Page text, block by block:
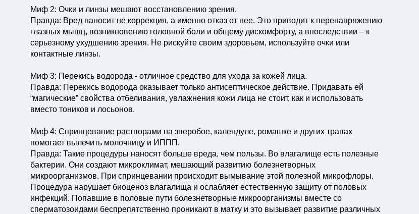
Миф 2: Очки и линзы мешают восстановлению зрения.
Правда: Вред наносит не коррекция, а именно отказ от нее. Это приводит к перенапряжению
глазных мышц, возникновению головной боли и общему дискомфорту, а впоследствии – к
серьезному ухудшению зрения. Не рискуйте своим здоровьем, используйте очки или
контактные линзы.
Миф 3: Перекись водорода - отличное средство для ухода за кожей лица.
Правда: Перекись водорода оказывает только антисептическое действие. Придавать ей
“магические” свойства отбеливания, увлажнения кожи лица не стоит, как и использовать
вместо тоников и лосьонов.
Миф 4: Спринцевание растворами на зверобое, календуле, ромашке и других травах
помогает вылечить молочницу и ИППП.
Правда: Такие процедуры наносят больше вреда, чем пользы. Во влагалище есть полезные
бактерии. Они создают микроклимат, мешающий развитию болезнетворных
микроорганизмов. При спринцевании происходит вымывание этой полезной микрофлоры.
Процедура нарушает биоценоз влагалища и ослабляет естественную защиту от половых
инфекций. Попавшие в половые пути болезнетворные микроорганизмы вместе со
сперматозоидами беспрепятственно проникают в матку и это вызывает развитие различных